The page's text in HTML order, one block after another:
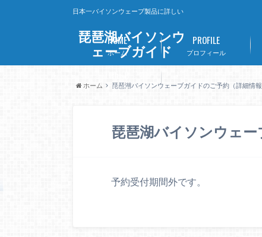
琵琶湖バイソンウ
ェーブガイド
日本一バイソンウェーブ製品に詳しい
ホーム
HOME
プロフィール
PROFILE
リチビー
ホーム 琵琶湖バイソンウェーブガイドのご予約（詳細情報
琵琶湖バイソンウェー
予約受付期間外です。